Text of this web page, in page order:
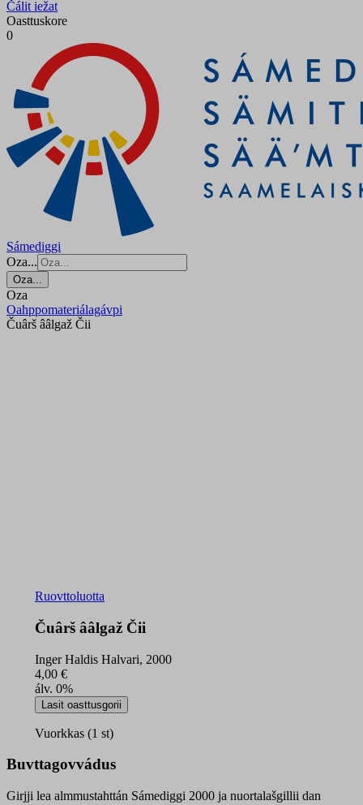
Čálit iežat
Oasttuskore
0
Sámediggi
Oza...
Oza...
Oza
Oahppomateriálagávpi
Čuârš ââlgaž Čii
Ruovttoluotta
Čuârš ââlgaž Čii
Inger Haldis Halvari, 2000
4,00 €
álv. 0%
Čuârš
ââlgaž
Čii
Lasit oasttusgorii
Vuorkkas (1 st)
Buvttagovvádus
Girjji lea almmustahttán Sámediggi 2000 ja nuortalašgillii dan